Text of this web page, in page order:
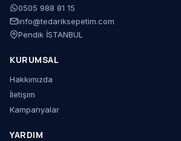
0505 988 81 15
info@tedariksepetim.com
Pendik İSTANBUL
KURUMSAL
Hakkımızda
İletişim
Kampanyalar
YARDIM